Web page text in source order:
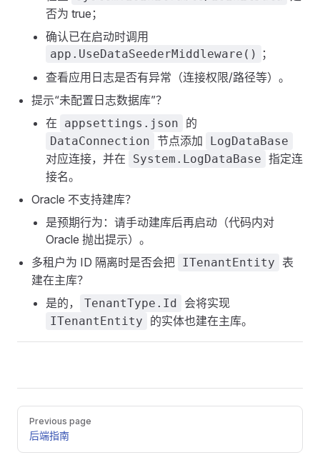
否为 true；
确认已在启动时调用
app.UseDataSeederMiddleware()
；
查看应用日志是否有异常（连接权限/路径等）。
提示“未配置日志数据库”？
在
appsettings.json 的
DataConnection 节点添加 LogDataBase
对应连接，并在 System.LogDataBase 指定连
接名。
Oracle 不支持建库？
是预期行为：请手动建库后再启动（代码内对
Oracle 抛出提示）。
多租户为 ID 隔离时是否会把 ITenantEntity 表
建在主库？
是的，
TenantType.Id 会将实现
ITenantEntity 的实体也建在主库。
Pager
Previous page
后端指南